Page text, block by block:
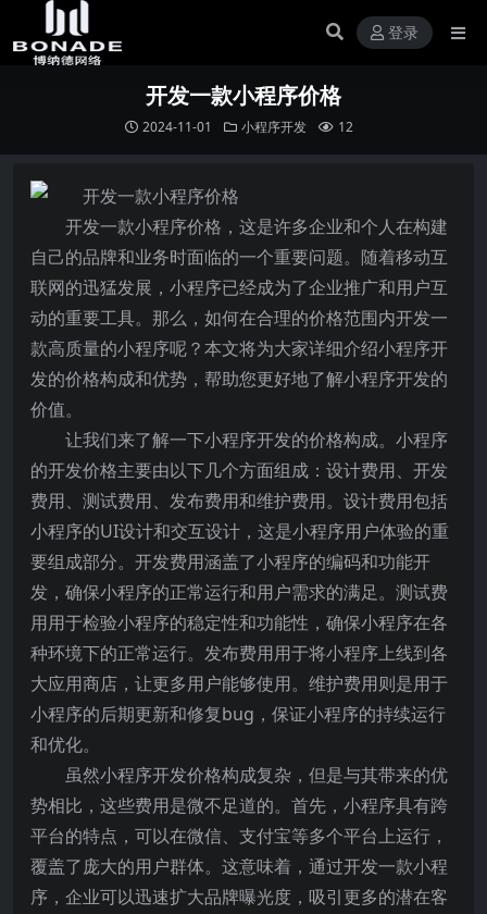
登录
开发一款小程序价格
2024-11-01 小程序开发 12
开发一款小程序价格，这是许多企业和个人在构建
自己的品牌和业务时面临的一个重要问题。随着移动互
联网的迅猛发展，小程序已经成为了企业推广和用户互
动的重要工具。那么，如何在合理的价格范围内开发一
款高质量的小程序呢？本文将为大家详细介绍小程序开
发的价格构成和优势，帮助您更好地了解小程序开发的
价值。
让我们来了解一下小程序开发的价格构成。小程序
的开发价格主要由以下几个方面组成：设计费用、开发
费用、测试费用、发布费用和维护费用。设计费用包括
小程序的UI设计和交互设计，这是小程序用户体验的重
要组成部分。开发费用涵盖了小程序的编码和功能开
发，确保小程序的正常运行和用户需求的满足。测试费
用用于检验小程序的稳定性和功能性，确保小程序在各
种环境下的正常运行。发布费用用于将小程序上线到各
大应用商店，让更多用户能够使用。维护费用则是用于
小程序的后期更新和修复bug，保证小程序的持续运行
和优化。
虽然小程序开发价格构成复杂，但是与其带来的优
势相比，这些费用是微不足道的。首先，小程序具有跨
平台的特点，可以在微信、支付宝等多个平台上运行，
覆盖了庞大的用户群体。这意味着，通过开发一款小程
序，企业可以迅速扩大品牌曝光度，吸引更多的潜在客